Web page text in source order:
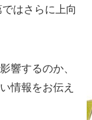
はさらに上向
響するのか、
情報をお伝え